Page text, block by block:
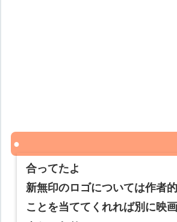
合ってたよ
新無印のロゴについては作者
ことを当ててくれれば別に映